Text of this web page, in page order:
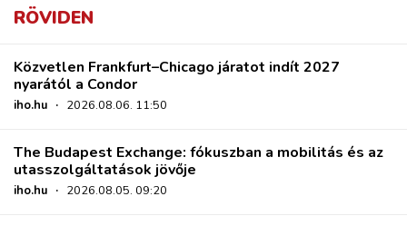
RÖVIDEN
Közvetlen Frankfurt–Chicago járatot indít 2027
nyarától a Condor
iho.hu · 2026.08.06. 11:50
The Budapest Exchange: fókuszban a mobilitás és az
utasszolgáltatások jövője
iho.hu · 2026.08.05. 09:20